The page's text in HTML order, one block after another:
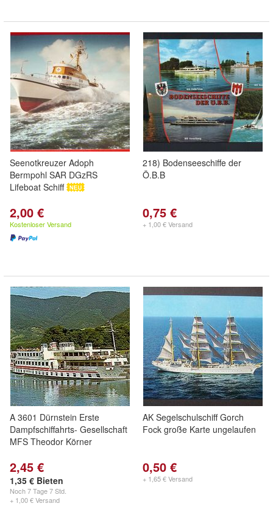
Seenotkreuzer Adoph
Bermpohl SAR DGzRS
Lifeboat Schiff
2,00 €
Kostenloser Versand
218) Bodenseeschiffe der
Ö.B.B
0,75 €
+ 1,00 € Versand
A 3601 Dürnstein Erste
Dampfschiffahrts- Gesellschaft
MFS Theodor Körner
2,45 €
1,35 € Bieten
Noch7 Tage 7 Std.
+ 1,00 € Versand
AK Segelschulschiff Gorch
Fock große Karte ungelaufen
0,50 €
+ 1,65 € Versand